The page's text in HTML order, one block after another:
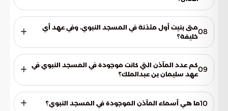
للصلاة، فاقترح البعض استخدام البوق أو الناقوس.
08متى بنيت أول مئذنة في المسجد النبوي، وفي عهد أي
خليفة؟
عبدالعزيز، خلال عمارة الوليد بن عبدالملك.
09كم عدد المآذن التي كانت موجودة في المسجد النبوي في
عهد سليمان بن عبدالملك؟
10ما هي أسماء المآذن الموجودة في المسجد النبوي؟